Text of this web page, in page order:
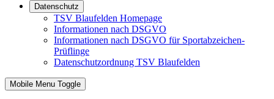
Datenschutz
TSV Blaufelden Homepage
Informationen nach DSGVO
Informationen nach DSGVO für Sportabzeichen-
Prüflinge
Datenschutzordnung TSV Blaufelden
Mobile Menu Toggle